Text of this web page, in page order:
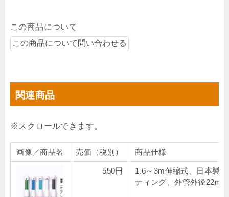
この商品について
関連商品
画像／商品名 売価（税別） 商品仕様
550円
1.6～3m伸縮式、日本製
ティング、外管外径22mm